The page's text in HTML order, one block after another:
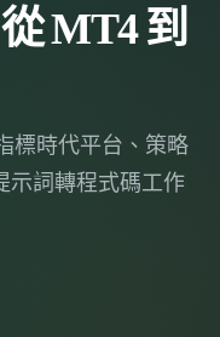
MT4 到
標時代平台、策略
示詞轉程式碼工作